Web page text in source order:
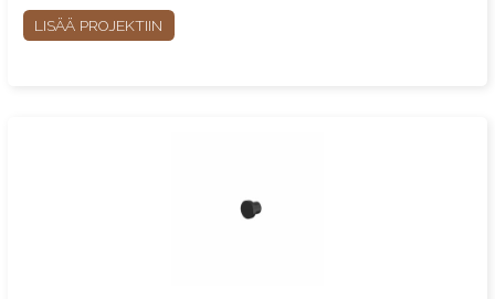
LISÄÄ PROJEKTIIN